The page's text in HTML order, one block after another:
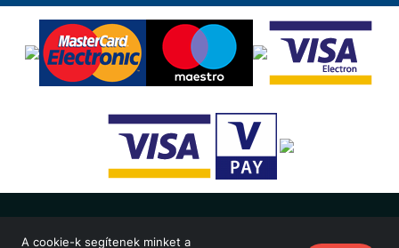
A cookie-k segítenek minket a
© Merkapt Zrt. 2026 Minden jog fenntartva!